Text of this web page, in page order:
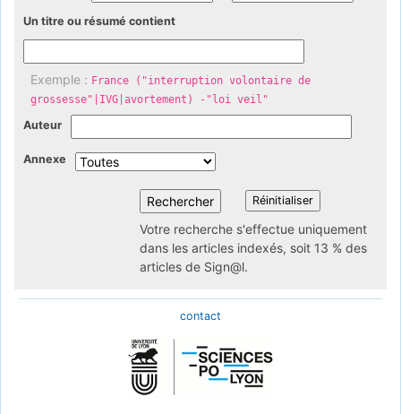
Un titre ou résumé contient
Exemple : France ("interruption volontaire de
grossesse"|IVG|avortement) -"loi veil"
Auteur
Annexe
Votre recherche s'effectue uniquement
dans les articles indexés, soit 13 % des
articles de Sign@l.
contact